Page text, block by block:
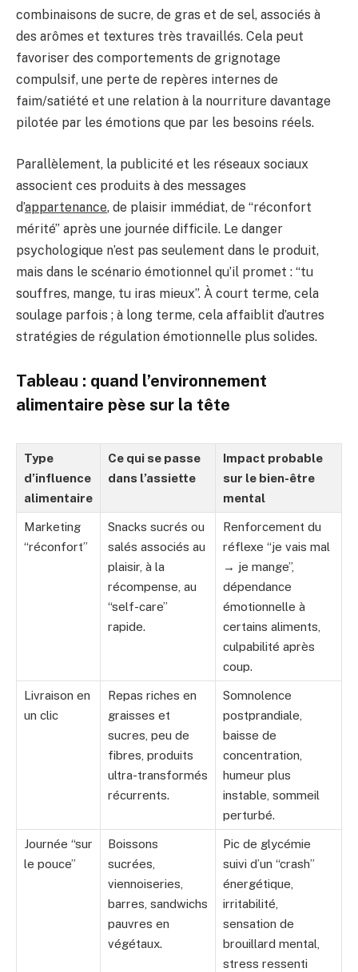
combinaisons de sucre, de gras et de sel, associés à
des arômes et textures très travaillés. Cela peut
favoriser des comportements de grignotage
compulsif, une perte de repères internes de
faim/satiété et une relation à la nourriture davantage
pilotée par les émotions que par les besoins réels.
Parallèlement, la publicité et les réseaux sociaux
associent ces produits à des messages
d’appartenance, de plaisir immédiat, de “réconfort
mérité” après une journée difficile. Le danger
psychologique n’est pas seulement dans le produit,
mais dans le scénario émotionnel qu’il promet : “tu
souffres, mange, tu iras mieux”. À court terme, cela
soulage parfois ; à long terme, cela affaiblit d’autres
stratégies de régulation émotionnelle plus solides.
Tableau : quand l’environnement
alimentaire pèse sur la tête
Type
d’influence
alimentaire
Ce qui se passe
dans l’assiette
Impact probable
sur le bien-être
mental
Marketing
“réconfort”
Snacks sucrés ou
salés associés au
plaisir, à la
récompense, au
“self-care”
rapide.
Renforcement du
réflexe “je vais mal
→ je mange”,
dépendance
émotionnelle à
certains aliments,
culpabilité après
coup.
Livraison en
un clic
Repas riches en
graisses et
sucres, peu de
fibres, produits
ultra-transformés
récurrents.
Somnolence
postprandiale,
baisse de
concentration,
humeur plus
instable, sommeil
perturbé.
Journée “sur
le pouce”
Boissons
sucrées,
viennoiseries,
barres, sandwichs
pauvres en
végétaux.
Pic de glycémie
suivi d’un “crash”
énergétique,
irritabilité,
sensation de
brouillard mental,
stress ressenti